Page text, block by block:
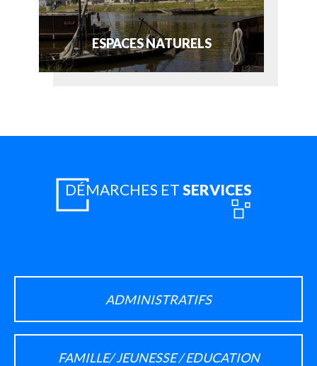
ESPACES NATURELS
DÉMARCHES ET SERVICES
ADMINISTRATIFS
FAMILLE/ JEUNESSE / EDUCATION